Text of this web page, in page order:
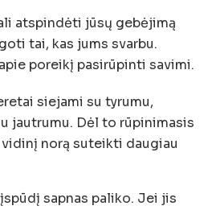
atspindėti jūsų gebėjimą
tai, kas jums svarbu.
poreikį pasirūpinti savimi.
siejami su tyrumu,
jautrumu. Dėl to rūpinimasis
norą suteikti daugiau
sapnas paliko. Jei jis